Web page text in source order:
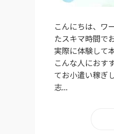
こんにちは、ワ
たスキマ時間で
実際に体験して
こんな人におす
てお小遣い稼ぎ
志...